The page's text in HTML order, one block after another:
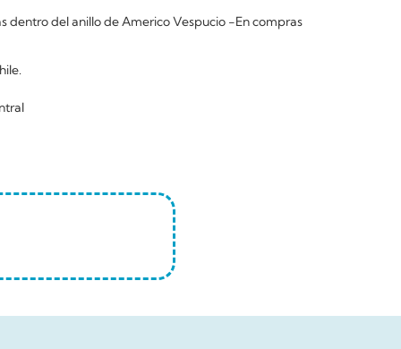
dentro del anillo de Americo Vespucio -En compras